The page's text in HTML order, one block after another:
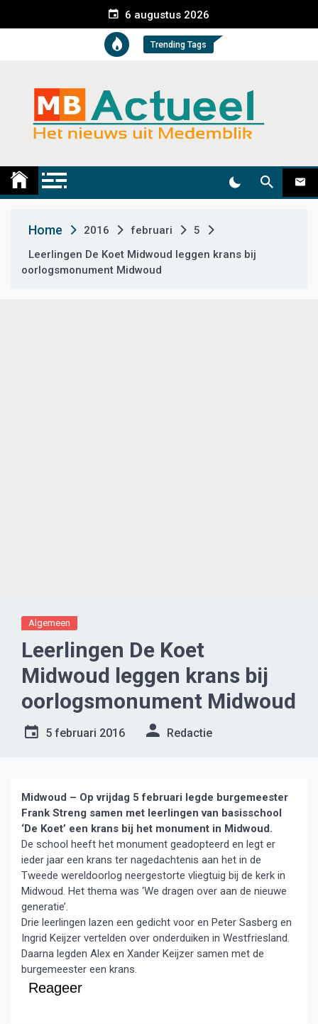
e
t
6 augustus 2026
Trending Tags
Medemblik Actueel
Home 2016 februari
5
Leerlingen De Koet Midwoud leggen krans bij
oorlogsmonument Midwoud
Algemeen
Leerlingen De Koet
Midwoud leggen krans bij
oorlogsmonument Midwoud
5 februari 2016 Redactie
Midwoud – Op vrijdag 5 februari legde burgemeester
Frank Streng samen met leerlingen van basisschool
‘De Koet’ een krans bij het monument in Midwoud.
De school heeft het monument geadopteerd en legt er
ieder jaar een krans ter nagedachtenis aan het in de
Tweede wereldoorlog neergestorte vliegtuig bij de kerk in
Midwoud. Het thema was ‘We dragen over aan de nieuwe
generatie’.
Drie leerlingen lazen een gedicht voor en Peter Sasberg en
Ingrid Keijzer vertelden over onderduiken in Westfriesland.
Daarna legden Alex en Xander Keijzer samen met de
burgemeester een krans.
Reageer